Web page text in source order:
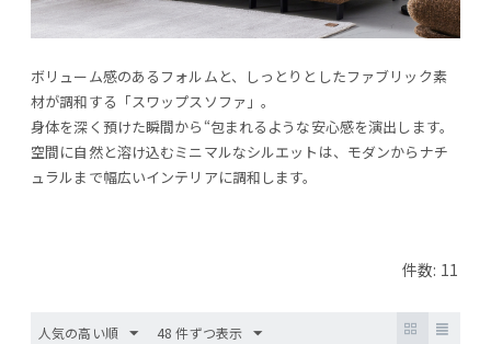
ボリューム感のあるフォルムと、しっとりとしたファブリック素
材が調和する「スワップスソファ」。
身体を深く預けた瞬間から“包まれるような安心感を演出します。
空間に自然と溶け込むミニマルなシルエットは、モダンからナチ
ュラルまで幅広いインテリアに調和します。
件数: 11
人気の高い順 48 件ずつ表示